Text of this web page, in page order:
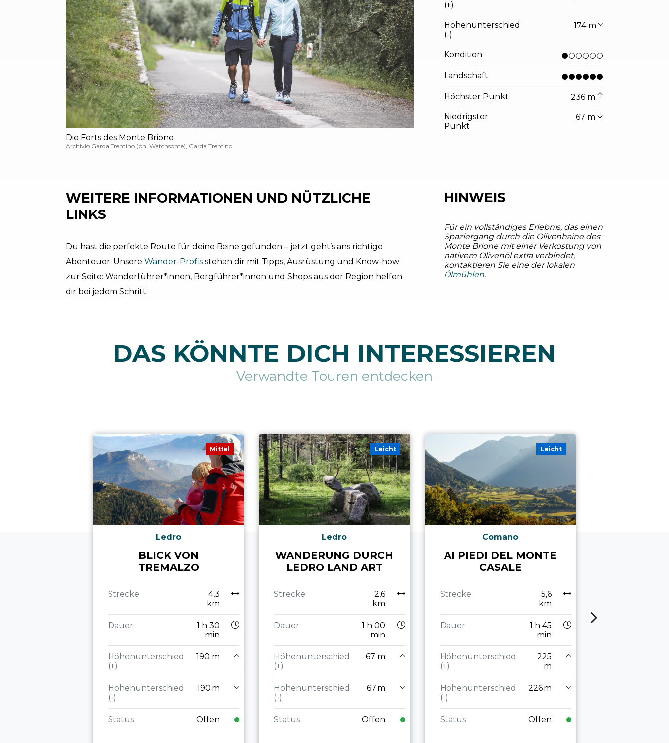
Die Forts des Monte Brione
Archivio Garda Trentino (ph. Watchsome), Garda Trentino
WEITERE INFORMATIONEN UND NÜTZLICHE
LINKS
Du hast die perfekte Route für deine Beine gefunden – jetzt geht’s ans richtige
Abenteuer. Unsere Wander-Profis stehen dir mit Tipps, Ausrüstung und Know-how
zur Seite: Wanderführer*innen, Bergführer*innen und Shops aus der Region helfen
dir bei jedem Schritt.
(+)
Höhenunterschied
(-)
174 m
Kondition
Landschaft
Höchster Punkt 236 m
Niedrigster
Punkt
67 m
HINWEIS
Für ein vollständiges Erlebnis, das einen
Spaziergang durch die Olivenhaine des
Monte Brione mit einer Verkostung von
nativem Olivenöl extra verbindet,
kontaktieren Sie eine der lokalen
Ölmühlen.
DAS KÖNNTE DICH INTERESSIEREN
Verwandte Touren entdecken
Mittel
Ledro
BLICK VON
TREMALZO
Strecke
4,3
km
Dauer
1 h 30
min
Höhenunterschied
(+)
190 m
Höhenunterschied
(-)
190 m
Status Offen
Leicht
Ledro
WANDERUNG DURCH
LEDRO LAND ART
Strecke
2,6
km
Dauer
1 h 00
min
Höhenunterschied
(+)
67 m
Höhenunterschied
(-)
67 m
Status Offen
Leicht
Comano
AI PIEDI DEL MONTE
CASALE
Strecke
5,6
km
Dauer
1 h 45
min
Höhenunterschied
(+)
225
m
Höhenunterschied
(-)
226 m
Status Offen